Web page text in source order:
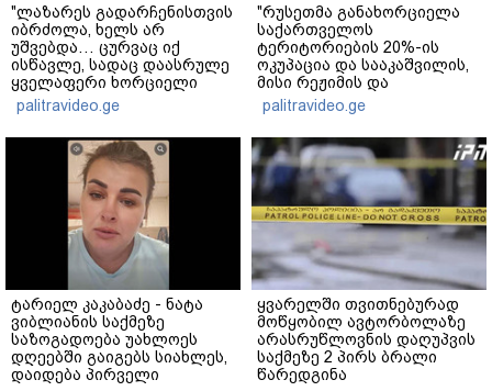
"ლაზარეს გადარჩენისთვის
იბრძოლა, ხელს არ
უშვებდა… ცურვაც იქ
ისწავლე, სადაც დაასრულე
ყველაფერი ხორციელი
ცხოვრებიდან" – რას წერს
ხობში დაღუპული დედა-
შვილის ახლობელი?
palitravideo.ge
"რუსეთმა განახორციელა
საქართველოს
ტერიტორიების 20%-ის
ოკუპაცია და სააკაშვილის,
მისი რეჟიმის და
"ნაცმოძრაობის" ღალატი
ვერანაირად ვერ
გადაფარავს ამ
დანაშაულს" - ირაკლი
კობახიძე
palitravideo.ge
ტარიელ კაკაბაძე - ნატა
ვიბლიანის საქმეზე
საზოგადოება უახლოეს
დღეებში გაიგებს სიახლეს,
დაიდება პირველი
ყვარელში თვითნებურად
მოწყობილ ავტორბოლაზე
არასრუწლოვნის დაღუპვის
საქმეზე 2 პირს ბრალი
წარედგინა